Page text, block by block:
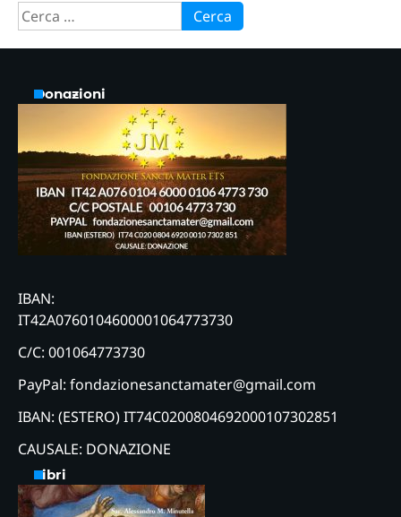
Ricerca
per:
Donazioni
IBAN:
IT42A0760104600001064773730
C/C: 001064773730
PayPal: fondazionesanctamater@gmail.com
IBAN: (ESTERO) IT74C0200804692000107302851
CAUSALE: DONAZIONE
Libri